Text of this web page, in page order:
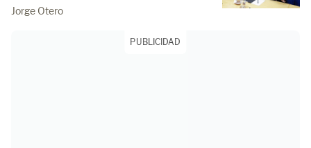
Jorge Otero
PUBLICIDAD